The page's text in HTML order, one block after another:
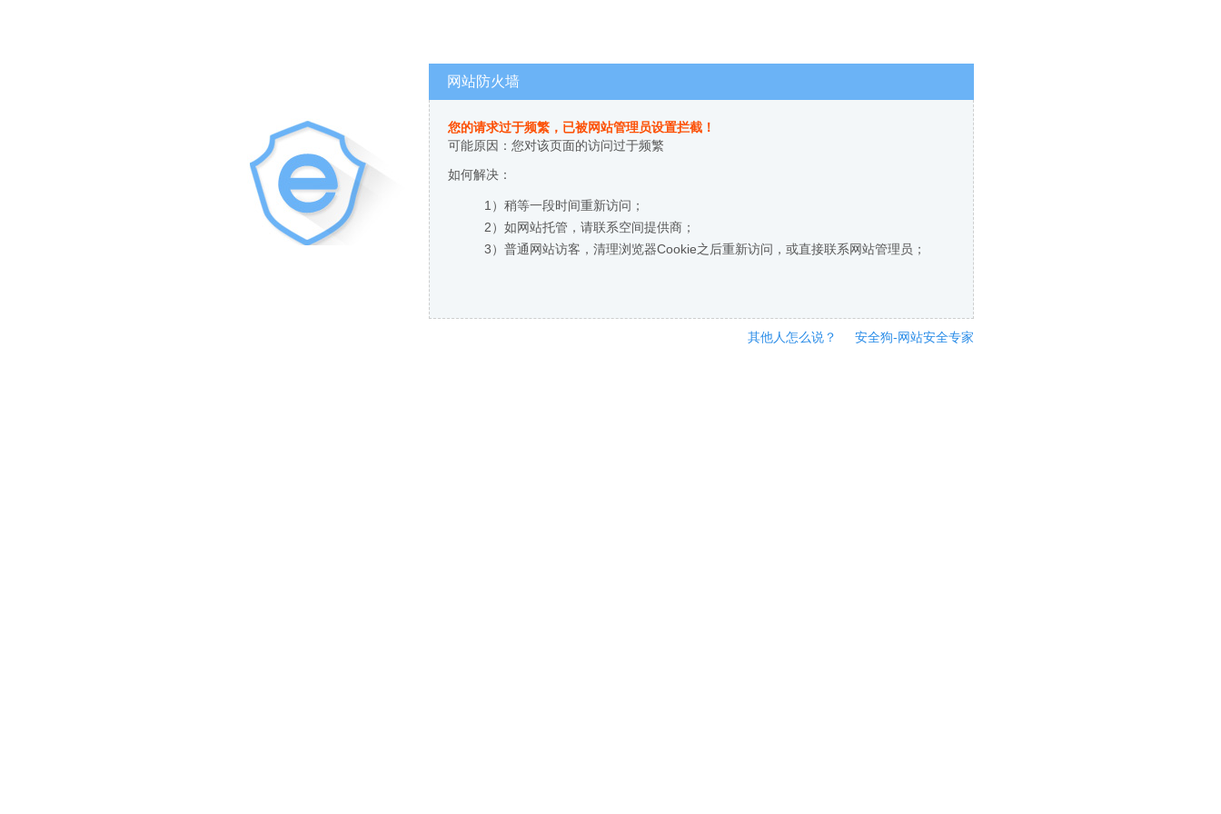
网站防火墙
您的请求过于频繁，已被网站管理员设置拦截！
可能原因：您对该页面的访问过于频繁
如何解决：
1）稍等一段时间重新访问；
2）如网站托管，请联系空间提供商；
3）普通网站访客，清理浏览器Cookie之后重新访问，或直接联系网站管理员；
其他人怎么说？ 安全狗-网站安全专家